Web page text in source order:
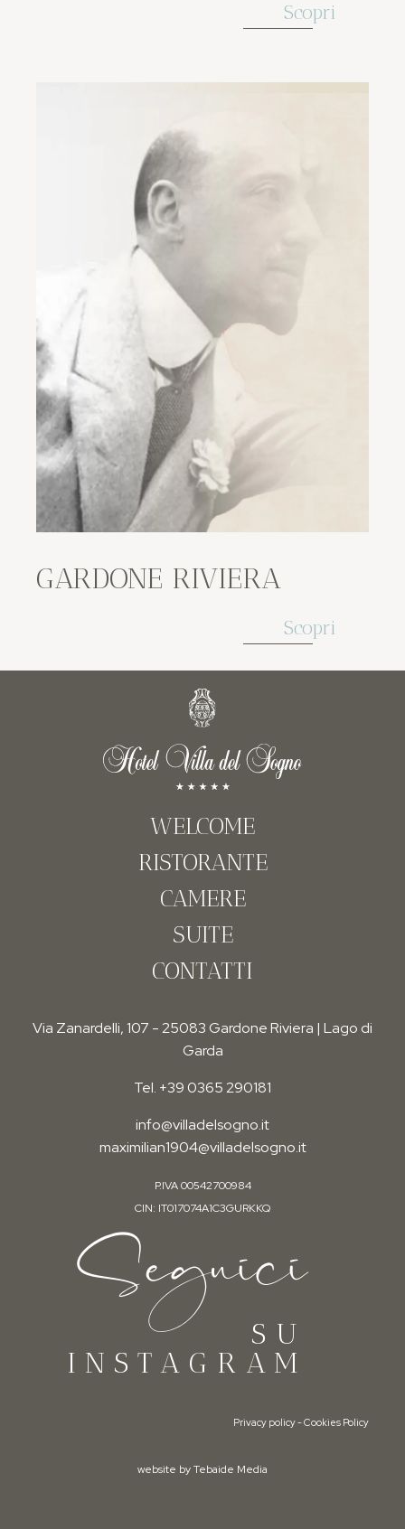
Scopri
GARDONE RIVIERA
Scopri
WELCOME
RISTORANTE
CAMERE
SUITE
CONTATTI
Via Zanardelli, 107 - 25083 Gardone Riviera | Lago di
Garda
Tel. +39 0365 290181
info@villadelsogno.it
maximilian1904@villadelsogno.it
P.IVA 00542700984
CIN: IT017074A1C3GURKKQ
Seguici
SU
INSTAGRAM
Privacy policy-Cookies Policy
website by Tebaide Media